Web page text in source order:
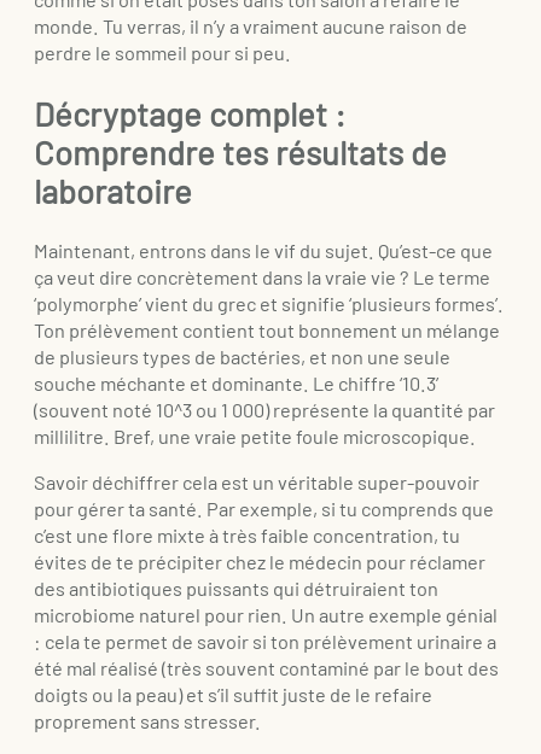
monde. Tu verras, il n’y a vraiment aucune raison de
perdre le sommeil pour si peu.
Décryptage complet :
Comprendre tes résultats de
laboratoire
Maintenant, entrons dans le vif du sujet. Qu’est-ce que
ça veut dire concrètement dans la vraie vie ? Le terme
‘polymorphe’ vient du grec et signifie ‘plusieurs formes’.
Ton prélèvement contient tout bonnement un mélange
de plusieurs types de bactéries, et non une seule
souche méchante et dominante. Le chiffre ‘10.3’
(souvent noté 10^3 ou 1 000) représente la quantité par
millilitre. Bref, une vraie petite foule microscopique.
Savoir déchiffrer cela est un véritable super-pouvoir
pour gérer ta santé. Par exemple, si tu comprends que
c’est une flore mixte à très faible concentration, tu
évites de te précipiter chez le médecin pour réclamer
des antibiotiques puissants qui détruiraient ton
microbiome naturel pour rien. Un autre exemple génial
: cela te permet de savoir si ton prélèvement urinaire a
été mal réalisé (très souvent contaminé par le bout des
doigts ou la peau) et s’il suffit juste de le refaire
proprement sans stresser.